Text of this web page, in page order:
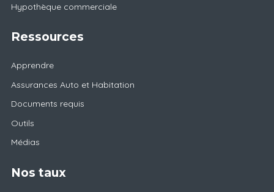
Hypothèque commerciale
Ressources
Apprendre
Assurances Auto et Habitation
Documents requis
Outils
Médias
Nos taux